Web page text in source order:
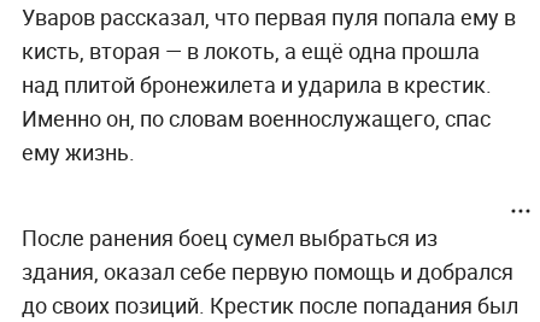
Уваров рассказал, что первая пуля попала ему в
кисть, вторая — в локоть, а ещё одна прошла
над плитой бронежилета и ударила в крестик.
Именно он, по словам военнослужащего, спас
ему жизнь.
После ранения боец сумел выбраться из
здания, оказал себе первую помощь и добрался
до своих позиций. Крестик после попадания был